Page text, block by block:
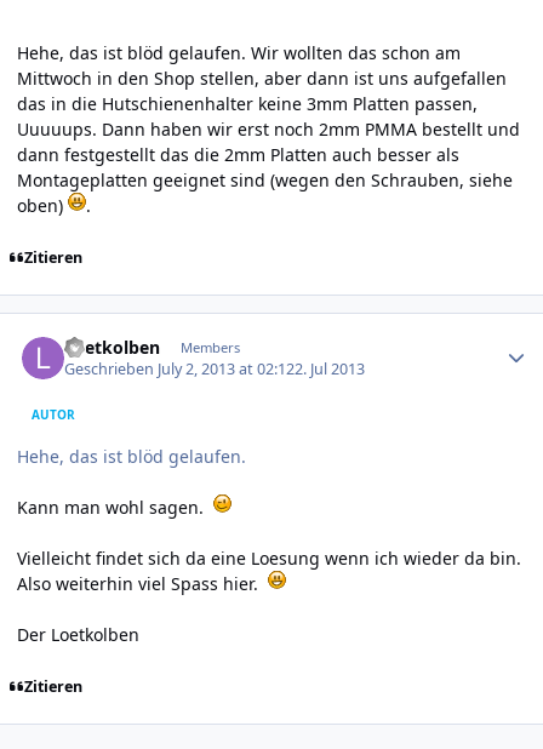
Hehe, das ist blöd gelaufen. Wir wollten das schon am
Mittwoch in den Shop stellen, aber dann ist uns aufgefallen
das in die Hutschienenhalter keine 3mm Platten passen,
Uuuuups. Dann haben wir erst noch 2mm PMMA bestellt und
dann festgestellt das die 2mm Platten auch besser als
Montageplatten geeignet sind (wegen den Schrauben, siehe
oben)
.
Zitieren
Loetkolben Members
Geschrieben July 2, 2013 at 02:122. Jul 2013
AUTOR
Hehe, das ist blöd gelaufen.
Kann man wohl sagen.
Vielleicht findet sich da eine Loesung wenn ich wieder da bin.
Also weiterhin viel Spass hier.
Der Loetkolben
Zitieren